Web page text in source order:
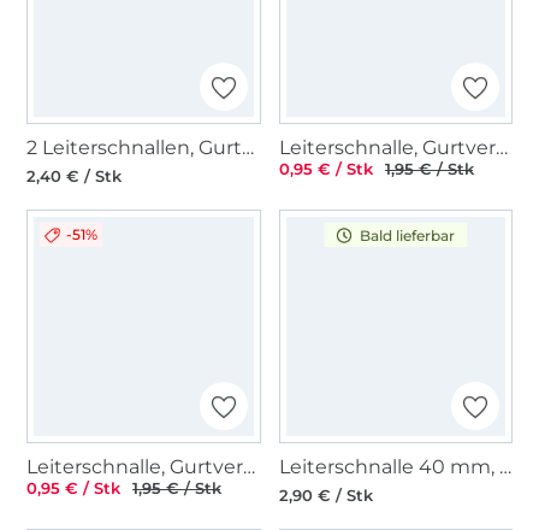
2 Leiterschnallen, Gurtversteller 25 mm
2,40 € / Stk
Leiterschnalle, Gurtversteller Metall 25 mm, gunmetal
0,95 € / Stk 1,95 € / Stk
-51%
Leiterschnalle, Gurtversteller Metall 25 mm, gold glänzend
0,95 € / Stk 1,95 € / Stk
Bald lieferbar
Leiterschnalle 40 mm, roségold
2,90 € / Stk